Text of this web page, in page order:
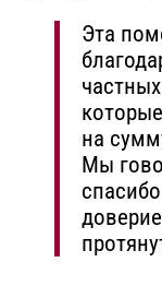
Эта
на
Мы